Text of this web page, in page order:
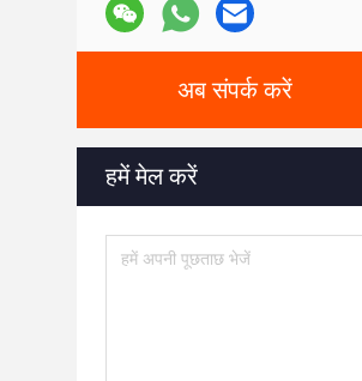
अब संपर्क करें
हमें मेल करें